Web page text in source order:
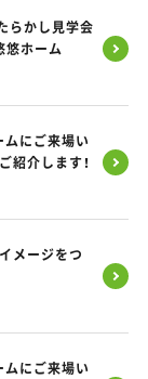
らかし見学会
悠ホーム
ムにご来場い
紹介します！
メージをつ
ムにご来場い